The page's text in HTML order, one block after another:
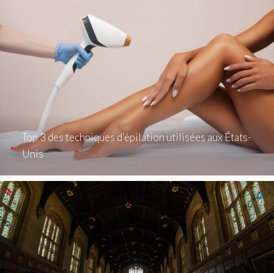
Top 3 des techniques d’épilation utilisées aux États-
Unis